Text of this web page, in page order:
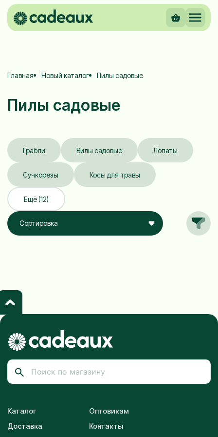
Главная Новый каталог Пилы садовые
Пилы садовые
Грабли Вилы садовые Лопаты
Сучкорезы Косы для травы
Ещё (12)
Сортировка
Каталог
Доставка
Оптовикам
Контакты